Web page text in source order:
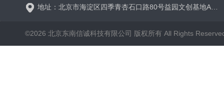
©2026 北京东南信诚科技有限公司 版权所有 All Rights